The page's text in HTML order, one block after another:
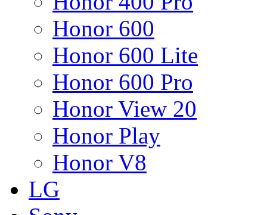
Honor 600
Honor 600 Lite
Honor 600 Pro
Honor View 20
Honor Play
Honor V8
LG